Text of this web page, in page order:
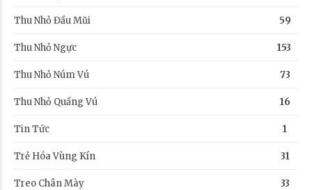
Thu Nhỏ Đầu Mũi 59
Thu Nhỏ Ngực 153
Thu Nhỏ Núm Vú 73
Thu Nhỏ Quầng Vú 16
Tin Tức 1
Trẻ Hóa Vùng Kín 31
Treo Chân Mày 33